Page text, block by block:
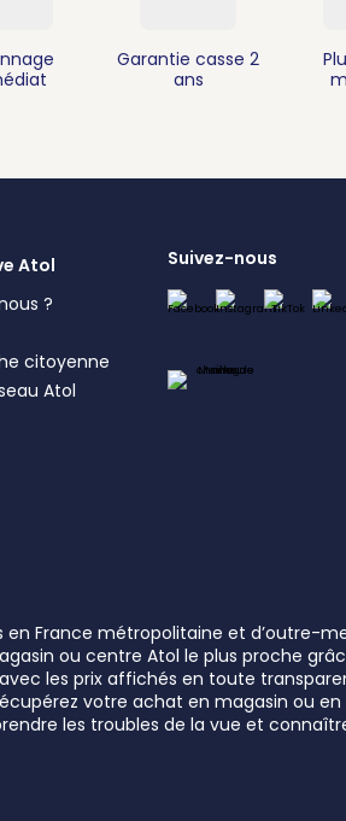
Garantie casse 2
ans
Atol
?
citoyenne
Atol
Suivez-nous
France métropolitaine et d’outre-
ou centre Atol le plus proche
les prix affichés en toute
votre achat en magasin ou
les troubles de la vue et